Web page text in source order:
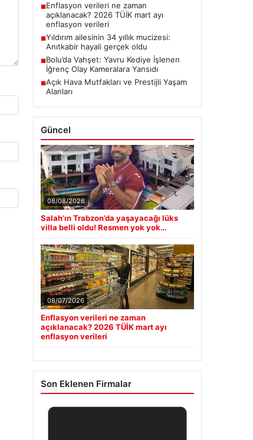
■Enflasyon verileri ne zaman
açıklanacak? 2026 TÜİK mart ayı
enflasyon verileri
■Yıldırım ailesinin 34 yıllık mucizesi:
Anıtkabir hayali gerçek oldu
■Bolu’da Vahşet: Yavru Kediye İşlenen
İğrenç Olay Kameralara Yansıdı
■Açık Hava Mutfakları ve Prestijli Yaşam
Alanları
Güncel
08/08/2026
Salah’ın Trabzon’da yaşayacağı lüks
villa belli oldu! Resmen yok yok…
08/07/2026
Enflasyon verileri ne zaman
açıklanacak? 2026 TÜİK mart ayı
enflasyon verileri
Son Eklenen Firmalar